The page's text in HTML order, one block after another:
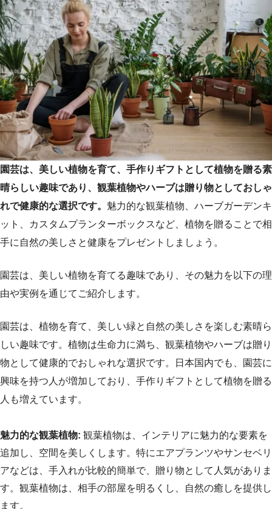
園芸は、美しい植物を育て、手作りギフトとして植物を贈る素
晴らしい趣味であり、観葉植物やハーブは贈り物としておしゃ
れで健康的な選択です。 魅力的な観葉植物、ハーブガーデンキ
ット、カスタムプランターボックスなど、植物を贈ることで相
手に自然の美しさと健康をプレゼントしましょう。
園芸は、美しい植物を育てる趣味であり、その魅力を以下の理
由や実例を通じてご紹介します。
園芸は、植物を育て、美しい緑と自然の美しさを楽しむ素晴ら
しい趣味です。植物は生命力に満ち、観葉植物やハーブは贈り
物として健康的でおしゃれな選択です。日本国内でも、園芸に
興味を持つ人が増加しており、手作りギフトとして植物を贈る
人も増えています。
魅力的な観葉植物: 観葉植物は、インテリアに魅力的な要素を
追加し、空間を美しくします。特にエアプランツやサンセベリ
アなどは、手入れが比較的簡単で、贈り物として人気がありま
す。観葉植物は、相手の部屋を明るくし、自然の癒しを提供し
ます。